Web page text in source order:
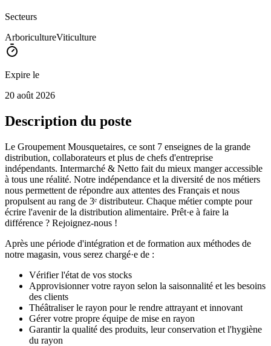
Secteurs
ArboricultureViticulture
Expire le
20 août 2026
Description du poste
Le Groupement Mousquetaires, ce sont 7 enseignes de la grande
distribution, collaborateurs et plus de chefs d'entreprise
indépendants. Intermarché & Netto fait du mieux manger accessible
à tous une réalité. Notre indépendance et la diversité de nos métiers
nous permettent de répondre aux attentes des Français et nous
propulsent au rang de 3ᵉ distributeur. Chaque métier compte pour
écrire l'avenir de la distribution alimentaire. Prêt·e à faire la
différence ? Rejoignez-nous !
Après une période d'intégration et de formation aux méthodes de
notre magasin, vous serez chargé·e de :
Vérifier l'état de vos stocks
Approvisionner votre rayon selon la saisonnalité et les besoins
des clients
Théâtraliser le rayon pour le rendre attrayant et innovant
Gérer votre propre équipe de mise en rayon
Garantir la qualité des produits, leur conservation et l'hygiène
du rayon